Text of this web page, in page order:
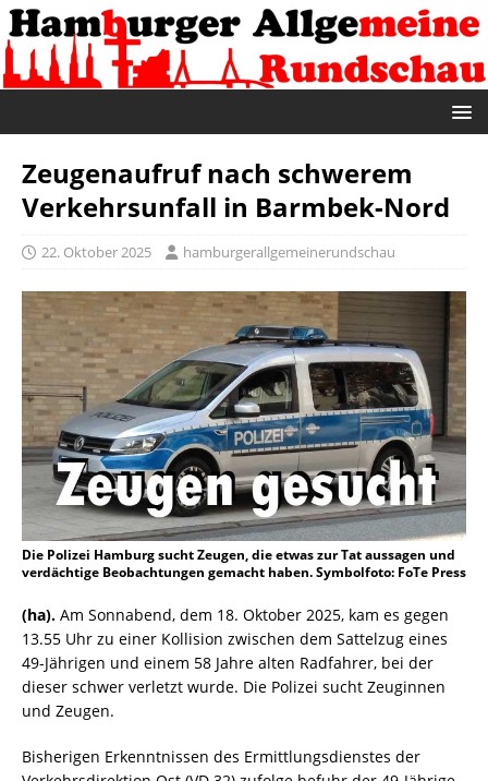
Zeugenaufruf nach schwerem
Verkehrsunfall in Barmbek-Nord
22. Oktober 2025 hamburgerallgemeinerundschau
Die Polizei Hamburg sucht Zeugen, die etwas zur Tat aussagen und
verdächtige Beobachtungen gemacht haben. Symbolfoto: FoTe Press
(ha). Am Sonnabend, dem 18. Oktober 2025, kam es gegen
13.55 Uhr zu einer Kollision zwischen dem Sattelzug eines
49-Jährigen und einem 58 Jahre alten Radfahrer, bei der
dieser schwer verletzt wurde. Die Polizei sucht Zeuginnen
und Zeugen.
Bisherigen Erkenntnissen des Ermittlungsdienstes der